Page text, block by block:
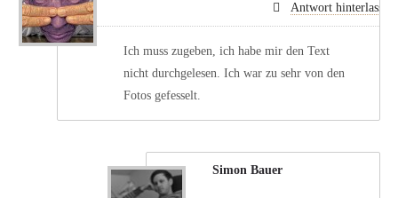
Antwort hinterlassen
Ich muss zugeben, ich habe mir den Text
nicht durchgelesen. Ich war zu sehr von den
Fotos gefesselt.
Simon Bauer